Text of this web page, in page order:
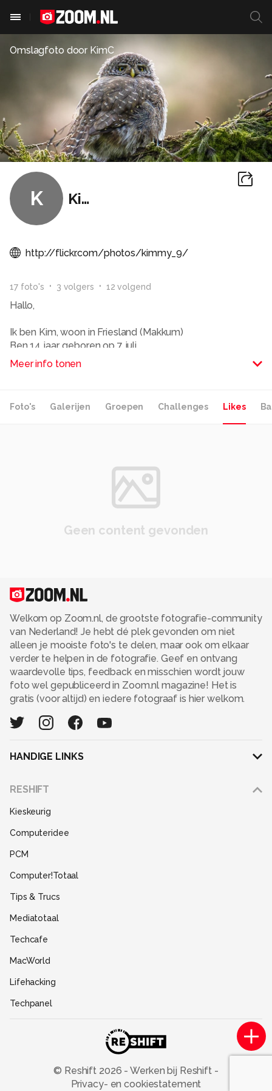
Omslagfoto door KimC
K KimC
http://flickr.com/photos/kimmy_9/
17foto's 3 volgers 12 volgend
Hallo,
Ik ben Kim, woon in Friesland (Makkum)
Ben 14 jaar, geboren op 7 juli.
Voor mijn verjaardag heb ik de Nikon D60 gekregen. I
Meer info tonen
Foto's Galerijen Groepen Challenges Likes
Geen content gevonden
Welkom op Zoom.nl, de grootste fotografie-community
van Nederland! Je hebt dé plek gevonden om niet
alleen je mooiste foto's te delen, maar ook om elkaar
verder te helpen in de fotografie. Geef en ontvang
waardevolle tips, feedback en misschien wordt jouw
foto wel gepubliceerd in Zoom.nl magazine! Het is
gratis (voor altijd) en iedere fotograaf is hier welkom.
HANDIGE LINKS
RESHIFT
Kieskeurig
Computeridee
PCM
Computer!Totaal
Tips & Trucs
Mediatotaal
Techcafe
MacWorld
Lifehacking
Techpanel
Power Unlimited
Zoom Academy
© Reshift 2026 - Werken bij Reshift -
Privacy- en cookiestatement